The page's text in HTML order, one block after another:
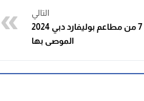
التالي
افضل 7 من مطاعم بوليفارد دبي 2024
الموصى بها